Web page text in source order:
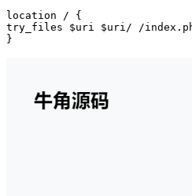
location / {
try_files $uri $uri/ /
}